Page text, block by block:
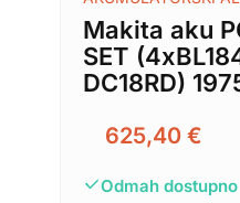
Makita aku
SET
DC18RD)
625,40 €
Odmah dostupno